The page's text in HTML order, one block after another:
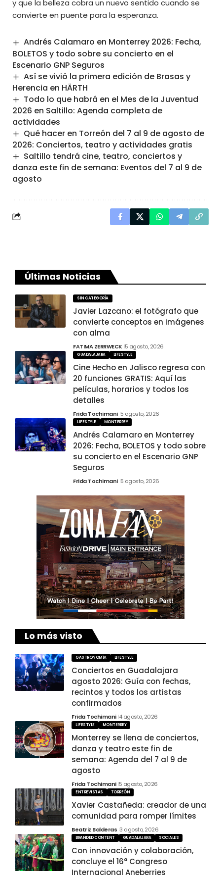
y que la belleza cobra un nuevo sentido cuando se
convierte en puente para la esperanza.
Andrés Calamaro en Monterrey 2026: Fecha,
BOLETOS y todo sobre su concierto en el
Escenario GNP Seguros
Así se vivió la primera edición de Brasas y
Herencia en HÄRTH
Todo lo que habrá en el Mes de la Juventud
2026 en Saltillo: Agenda completa de
actividades
Qué hacer en Torreón del 7 al 9 de agosto de
2026: Conciertos, teatro y actividades gratis
Saltillo tendrá cine, teatro, conciertos y
danza este fin de semana: Eventos del 7 al 9 de
agosto
Últimas Noticias
SIN CATEGORÍA
Javier Lazcano: el fotógrafo que
convierte conceptos en imágenes
con alma
FATIMA ZERRWECK 5 agosto, 2026
GUADALAJARA LIFESTYLE
Cine Hecho en Jalisco regresa con
20 funciones GRATIS: Aquí las
películas, horarios y todos los
detalles
Frida Tochimani 5 agosto, 2026
LIFESTYLE MONTERREY
Andrés Calamaro en Monterrey
2026: Fecha, BOLETOS y todo sobre
su concierto en el Escenario GNP
Seguros
Frida Tochimani 5 agosto, 2026
Lo más visto
GASTRONOMÍA LIFESTYLE
Conciertos en Guadalajara
agosto 2026: Guía con fechas,
recintos y todos los artistas
confirmados
Frida Tochimani 4 agosto, 2026
LIFESTYLE MONTERREY
Monterrey se llena de conciertos,
danza y teatro este fin de
semana: Agenda del 7 al 9 de
agosto
Frida Tochimani 5 agosto, 2026
ENTREVISTAS TORREÓN
Xavier Castañeda: creador de una
comunidad para romper límites
Beatriz Balderas 3 agosto, 2026
BRANDED CONTENT GUADALAJARA SOCIALES
Con innovación y colaboración,
concluye el 16° Congreso
Internacional Aneberries